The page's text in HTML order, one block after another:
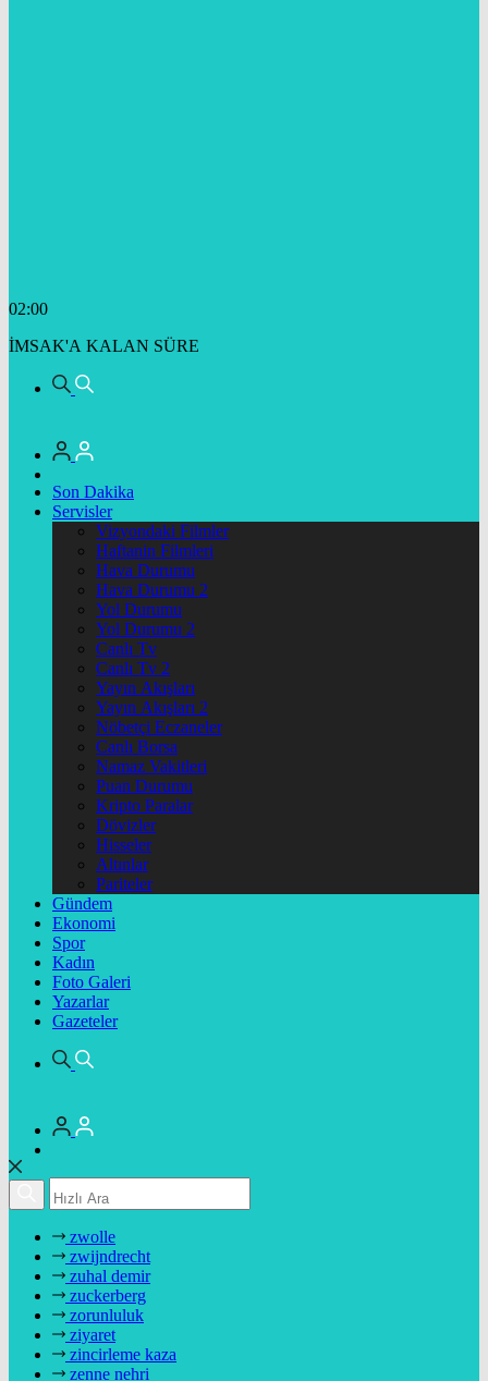
02:00
İMSAK'A KALAN SÜRE
Son Dakika
Servisler
Vizyondaki Filmler
Haftanin Filmleri
Hava Durumu
Hava Durumu 2
Yol Durumu
Yol Durumu 2
Canlı Tv
Canlı Tv 2
Yayın Akışları
Yayın Akışları 2
Nöbetçi Eczaneler
Canlı Borsa
Namaz Vakitleri
Puan Durumu
Kripto Paralar
Dövizler
Hisseler
Altınlar
Pariteler
Gündem
Ekonomi
Spor
Kadın
Foto Galeri
Yazarlar
Gazeteler
zwolle
zwijndrecht
zuhal demir
zuckerberg
zorunluluk
ziyaret
zincirleme kaza
zenne nehri